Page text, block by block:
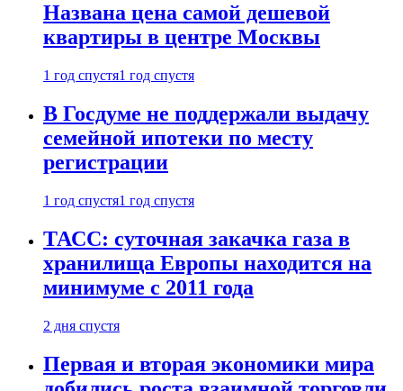
Названа цена самой дешевой
квартиры в центре Москвы
1 год спустя1 год спустя
В Госдуме не поддержали выдачу
семейной ипотеки по месту
регистрации
1 год спустя1 год спустя
ТАСС: суточная закачка газа в
хранилища Европы находится на
минимуме с 2011 года
2 дня спустя
Первая и вторая экономики мира